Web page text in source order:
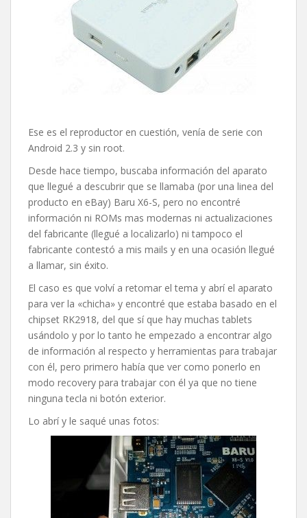
Ese es el reproductor en cuestión, venía de serie con
Android 2.3 y sin root.
Desde hace tiempo, buscaba información del aparato
que llegué a descubrir que se llamaba (por una linea del
producto en eBay) Baru X6-S, pero no encontré
información ni ROMs mas modernas ni actualizaciones
del fabricante (llegué a localizarlo) ni tampoco el
fabricante contestó a mis mails y en una ocasión llegué
a llamar, sin éxito.
El caso es que volví a retomar el tema y abrí el aparato
para ver la «chicha» y encontré que estaba basado en el
chipset RK2918, del que sí que hay muchas tablets
usándolo y por lo tanto he empezado a encontrar algo
de información al respecto y herramientas para trabajar
con él, pero primero había que ver como ponerlo en
modo recovery para trabajar con él ya que no tiene
ninguna tecla ni botón exterior.
Lo abrí y le saqué unas fotos: